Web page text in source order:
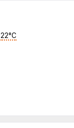
22°C